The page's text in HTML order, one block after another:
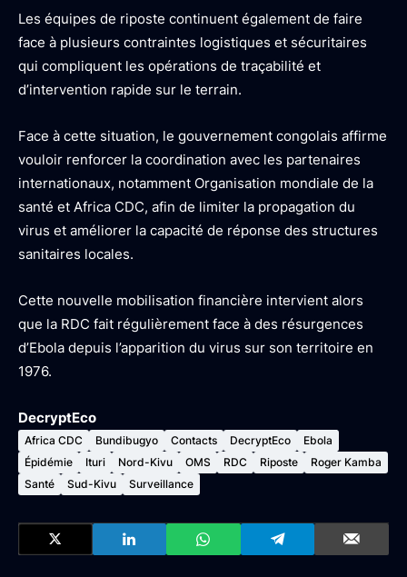
Les équipes de riposte continuent également de faire
face à plusieurs contraintes logistiques et sécuritaires
qui compliquent les opérations de traçabilité et
d’intervention rapide sur le terrain.
Face à cette situation, le gouvernement congolais affirme
vouloir renforcer la coordination avec les partenaires
internationaux, notamment Organisation mondiale de la
santé et Africa CDC, afin de limiter la propagation du
virus et améliorer la capacité de réponse des structures
sanitaires locales.
Cette nouvelle mobilisation financière intervient alors
que la RDC fait régulièrement face à des résurgences
d’Ebola depuis l’apparition du virus sur son territoire en
1976.
DecryptEco
Africa CDC Bundibugyo Contacts DecryptEco
Ebola
Épidémie
Ituri Nord-Kivu OMS RDC Riposte
Roger Kamba
Santé
Sud-Kivu Surveillance